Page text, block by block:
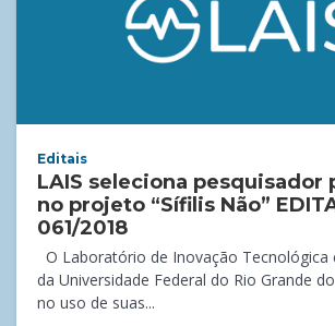
Editais
LAIS seleciona pesquisador
no projeto “Sífilis Não”
061/2018
O Laboratório de Inovação Tecnológica
da Universidade Federal do Rio Grande
no uso de suas...